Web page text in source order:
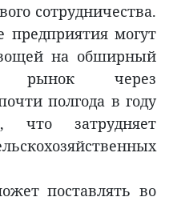
сотрудничества.
предприятия могут
на обширный
рынок через
полгода в году
что затрудняет
поставлять во